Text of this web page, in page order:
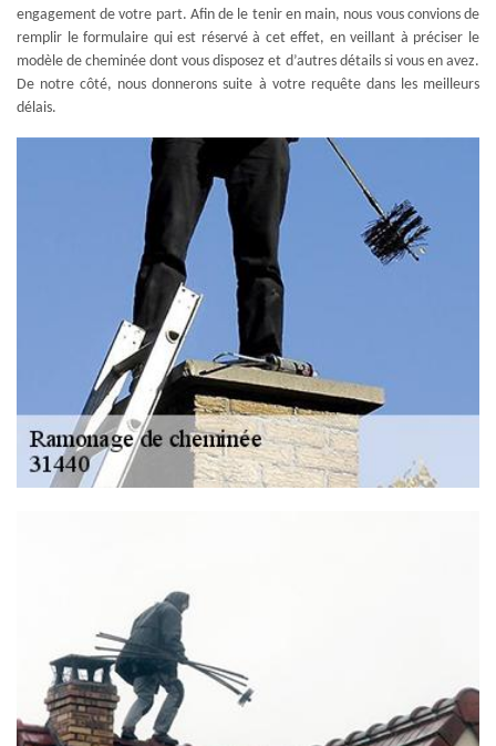
engagement de votre part. Afin de le tenir en main, nous vous convions de
remplir le formulaire qui est réservé à cet effet, en veillant à préciser le
modèle de cheminée dont vous disposez et d’autres détails si vous en avez.
De notre côté, nous donnerons suite à votre requête dans les meilleurs
délais.